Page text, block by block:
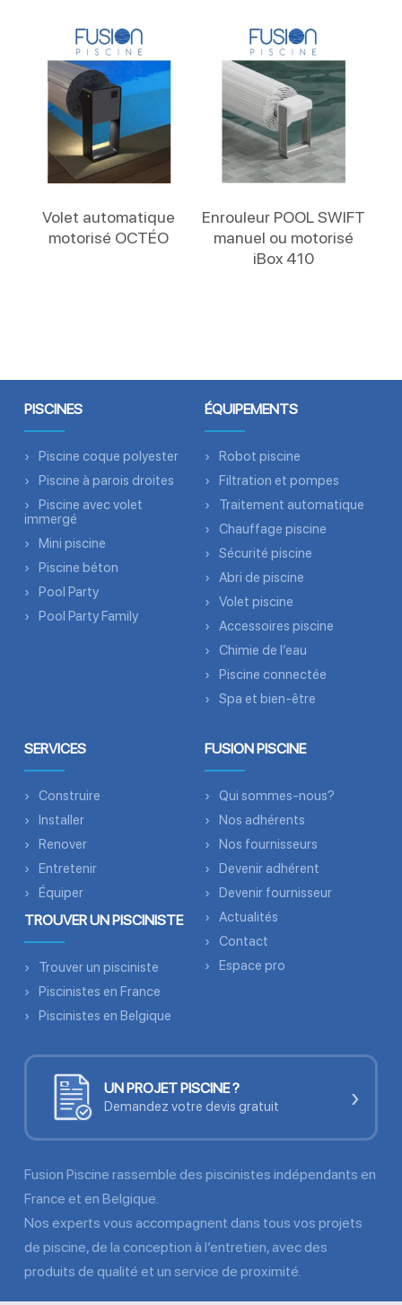
Volet automatique
motorisé OCTÉO
Enrouleur POOL SWIFT
manuel ou motorisé
iBox 410
PISCINES
Piscine coque polyester
Piscine à parois droites
Piscine avec volet
immergé
Mini piscine
Piscine béton
Pool Party
Pool Party Family
ÉQUIPEMENTS
Robot piscine
Filtration et pompes
Traitement automatique
Chauffage piscine
Sécurité piscine
Abri de piscine
Volet piscine
Accessoires piscine
Chimie de l’eau
Piscine connectée
Spa et bien-être
SERVICES
Construire
Installer
Renover
Entretenir
Équiper
TROUVER UN PISCINISTE
Trouver un pisciniste
Piscinistes en France
Piscinistes en Belgique
FUSION PISCINE
Qui sommes-nous?
Nos adhérents
Nos fournisseurs
Devenir adhérent
Devenir fournisseur
Actualités
Contact
Espace pro
UN PROJET PISCINE ?
Demandez votre devis gratuit ›
Fusion Piscine rassemble des piscinistes indépendants en
France et en Belgique.
Nos experts vous accompagnent dans tous vos projets
de piscine, de la conception à l’entretien, avec des
produits de qualité et un service de proximité.